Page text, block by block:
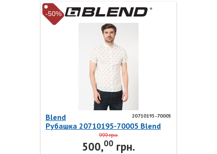
-50%
20710195-70005
Blend
Рубашка 20710195-70005 Blend
999 грн.
500,00 грн.